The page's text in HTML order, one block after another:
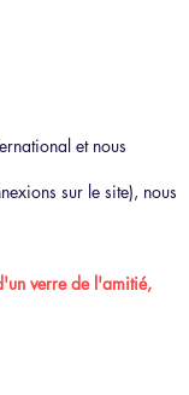
et nous
sur le site), nous
verre de l'amitié,